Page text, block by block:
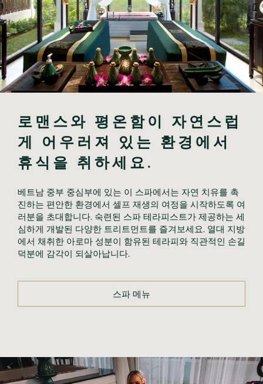
로맨스와 평온함이 자연스럽
게 어우러져 있는 환경에서
휴식을 취하세요.
베트남 중부 중심부에 있는 이 스파에서는 자연 치유를 촉
진하는 편안한 환경에서 셀프 재생의 여정을 시작하도록 여
러분을 초대합니다. 숙련된 스파 테라피스트가 제공하는 세
심하게 개발된 다양한 트리트먼트를 즐겨보세요. 열대 지방
에서 채취한 아로마 성분이 함유된 테라피와 직관적인 손길
스파 메뉴